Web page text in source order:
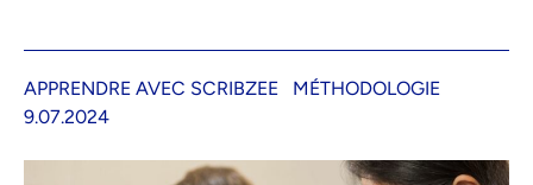
APPRENDRE AVEC SCRIBZEE
MÉTHODOLOGIE
9.07.2024